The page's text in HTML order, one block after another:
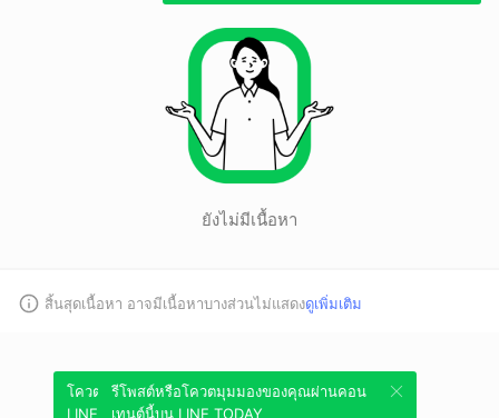
ยังไม่มีเนื้อหา
สิ้นสุดเนื้อหา อาจมีเนื้อหาบางส่วนไม่แสดงดูเพิ่มเติม
โควตมุมมองของคุณผ่านคอนเทนต์นี้บน
LINE TODAY
รีโพสต์หรือโควตมุมมองของคุณผ่านคอน
เทนต์นี้บน LINE TODAY